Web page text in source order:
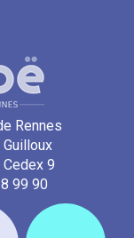
Rennes
9
99 90